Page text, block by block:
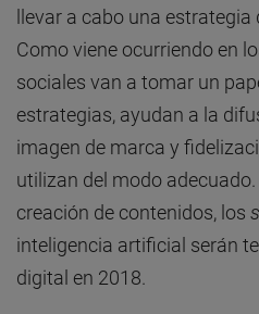
llevar a cabo una estrategia
Como viene ocurriendo en
sociales van a tomar un
estrategias, ayudan a la
imagen de marca y
utilizan del modo
creación de contenidos, los
inteligencia artificial serán
digital en 2018.